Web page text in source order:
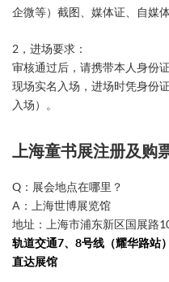
企微等）截图、媒体证、自媒
2，进场要求：
审核通过后，请携带本人身份
现场实名入场，进场时凭身份
入场）。
上海童书展注册及购
Q：展会地点在哪里？
A：上海世博展览馆
地址：上海市浦东新区国展路
轨道交通7、 8号线（耀华路站）
直达展馆